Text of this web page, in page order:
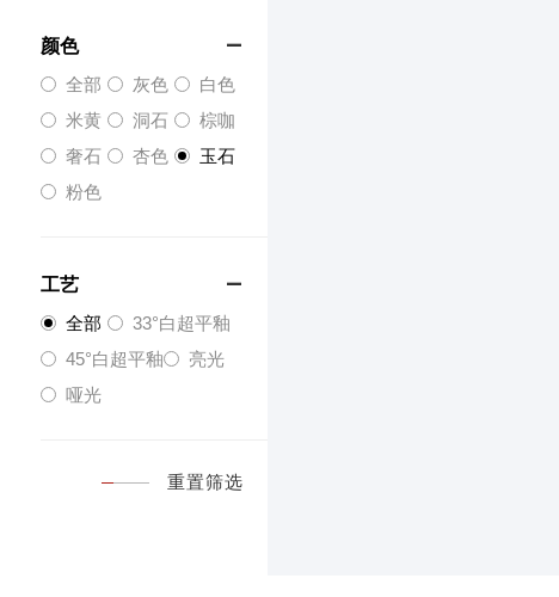
颜色 
全部 灰色
白色
米黄
洞石
棕咖
奢石
杏色
玉石
粉色
工艺 
全部
33°白超平釉
45°白超平釉
亮光
哑光
重置筛选